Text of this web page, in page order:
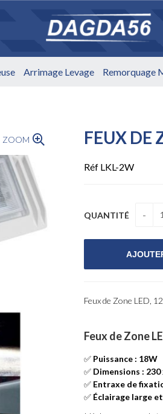
Arrimage Levage Remorquage
ZOOM FEUX DE
Réf LKL-2W
QUANTITÉ
Feux de Zone LED,
Feux de Zone
✅ Puissance : 18W
✅ Dimensions : 230
✅ Entraxe de
✅ Éclairage large